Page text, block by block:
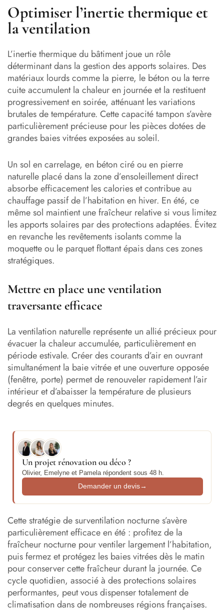
Optimiser l’inertie thermique et
la ventilation
L’inertie thermique du bâtiment joue un rôle
déterminant dans la gestion des apports solaires. Des
matériaux lourds comme la pierre, le béton ou la terre
cuite accumulent la chaleur en journée et la restituent
progressivement en soirée, atténuant les variations
brutales de température. Cette capacité tampon s’avère
particulièrement précieuse pour les pièces dotées de
grandes baies vitrées exposées au soleil.
Un sol en carrelage, en béton ciré ou en pierre
naturelle placé dans la zone d’ensoleillement direct
absorbe efficacement les calories et contribue au
chauffage passif de l’habitation en hiver. En été, ce
même sol maintient une fraîcheur relative si vous limitez
les apports solaires par des protections adaptées. Évitez
en revanche les revêtements isolants comme la
moquette ou le parquet flottant épais dans ces zones
stratégiques.
Mettre en place une ventilation
traversante efficace
La ventilation naturelle représente un allié précieux pour
évacuer la chaleur accumulée, particulièrement en
période estivale. Créer des courants d’air en ouvrant
simultanément la baie vitrée et une ouverture opposée
(fenêtre, porte) permet de renouveler rapidement l’air
intérieur et d’abaisser la température de plusieurs
degrés en quelques minutes.
Un projet rénovation ou déco ?
Olivier, Emelyne et Pamela répondent sous 48 h.
Demander un devis→
Cette stratégie de surventilation nocturne s’avère
particulièrement efficace en été : profitez de la
fraîcheur nocturne pour ventiler largement l’habitation,
puis fermez et protégez les baies vitrées dès le matin
pour conserver cette fraîcheur durant la journée. Ce
cycle quotidien, associé à des protections solaires
performantes, peut vous dispenser totalement de
climatisation dans de nombreuses régions françaises.